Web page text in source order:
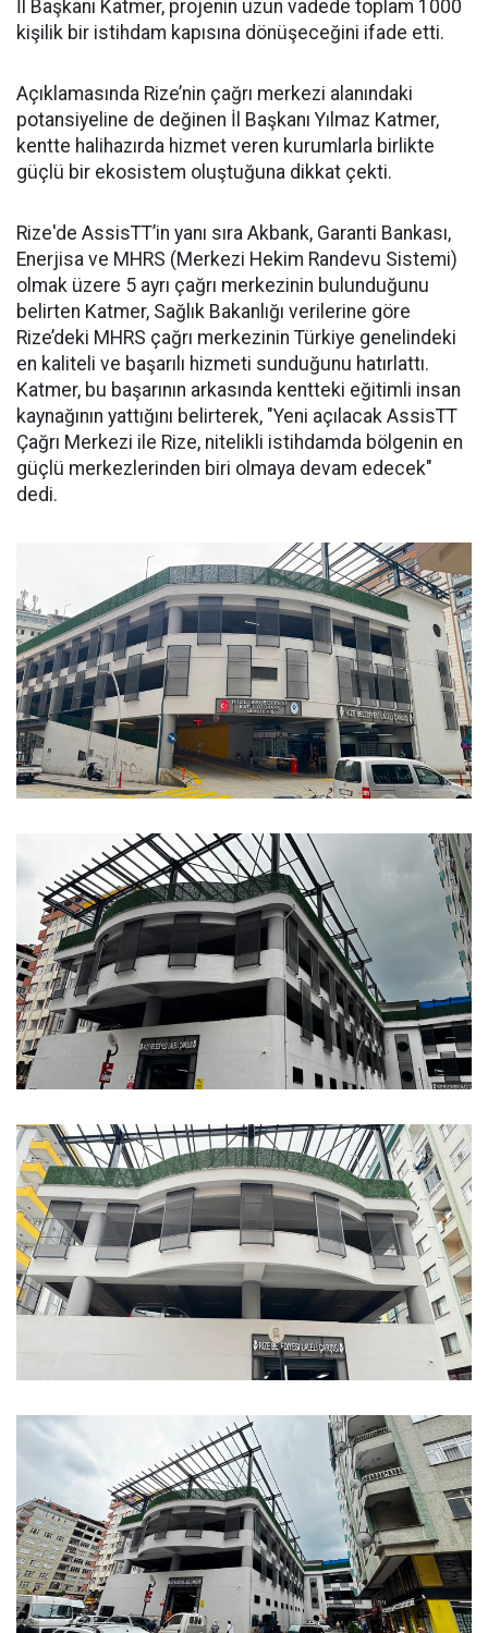
İl Başkanı Katmer, projenin uzun vadede toplam 1000
kişilik bir istihdam kapısına dönüşeceğini ifade etti.
Açıklamasında Rize’nin çağrı merkezi alanındaki
potansiyeline de değinen İl Başkanı Yılmaz Katmer,
kentte halihazırda hizmet veren kurumlarla birlikte
güçlü bir ekosistem oluştuğuna dikkat çekti.
Rize'de AssisTT’in yanı sıra Akbank, Garanti Bankası,
Enerjisa ve MHRS (Merkezi Hekim Randevu Sistemi)
olmak üzere 5 ayrı çağrı merkezinin bulunduğunu
belirten Katmer, Sağlık Bakanlığı verilerine göre
Rize’deki MHRS çağrı merkezinin Türkiye genelindeki
en kaliteli ve başarılı hizmeti sunduğunu hatırlattı.
Katmer, bu başarının arkasında kentteki eğitimli insan
kaynağının yattığını belirterek, "Yeni açılacak AssisTT
Çağrı Merkezi ile Rize, nitelikli istihdamda bölgenin en
güçlü merkezlerinden biri olmaya devam edecek"
dedi.